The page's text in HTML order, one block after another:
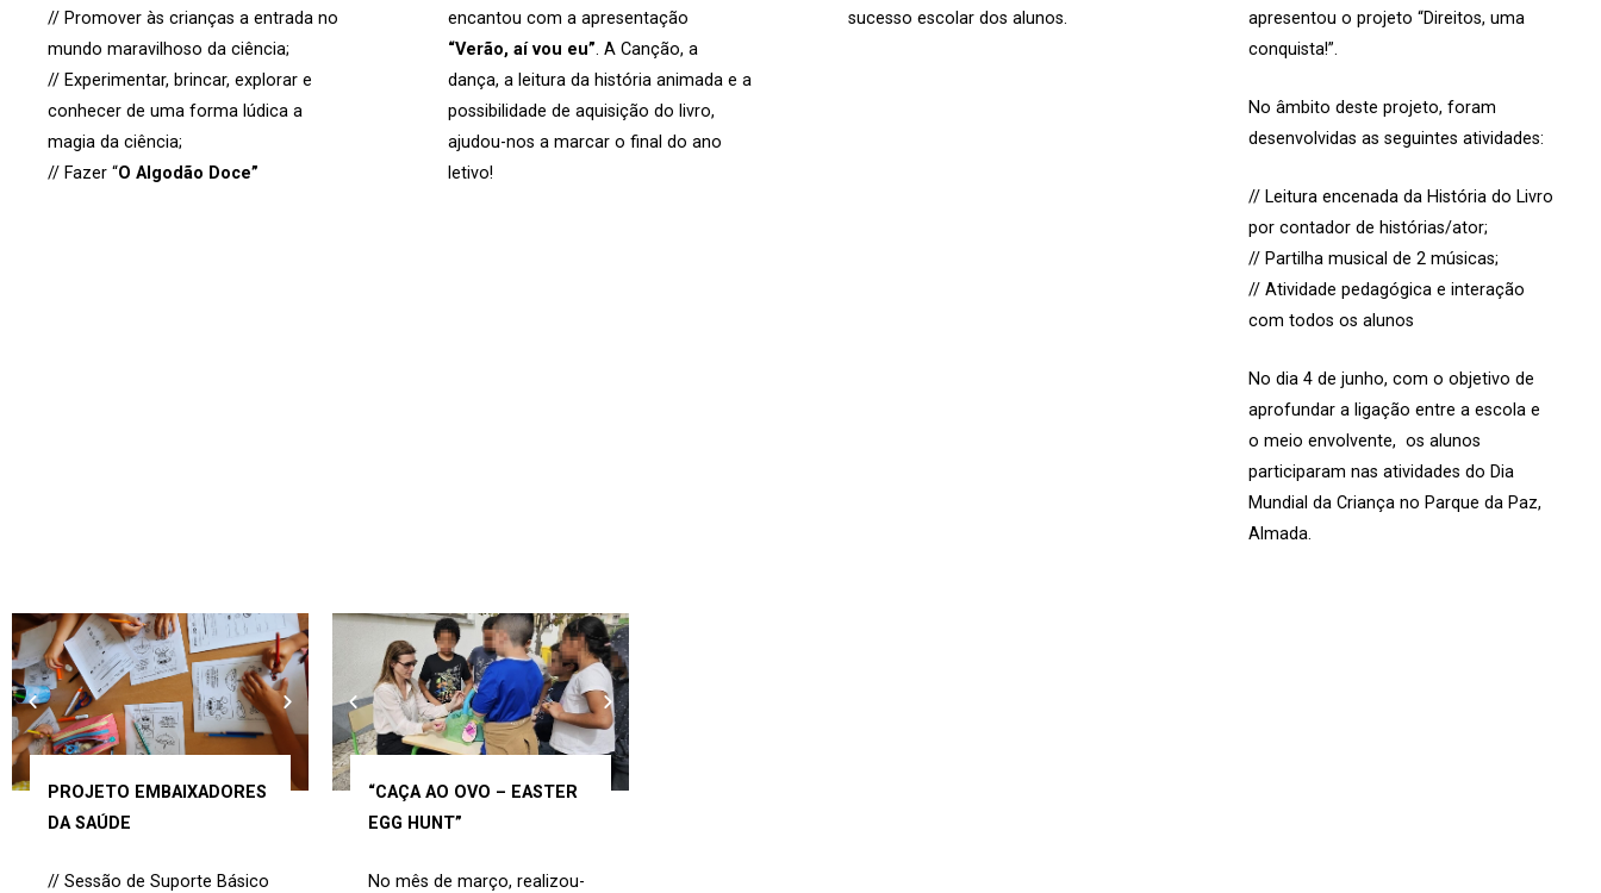
// Promover às crianças a entrada no
mundo maravilhoso da ciência;
// Experimentar, brincar, explorar e
conhecer de uma forma lúdica a
magia da ciência;
// Fazer “O Algodão Doce”
encantou com a apresentação
“Verão, aí vou eu”. A Canção, a
dança, a leitura da história animada e a
possibilidade de aquisição do livro,
ajudou-nos a marcar o final do ano
letivo!
sucesso escolar dos alunos.
apresentou o projeto “Direitos, uma
conquista!”.
No âmbito deste projeto, foram
desenvolvidas as seguintes atividades:
// Leitura encenada da História do Livro
por contador de histórias/ator;
// Partilha musical de 2 músicas;
// Atividade pedagógica e interação
com todos os alunos
No dia 4 de junho, com o objetivo de
aprofundar a ligação entre a escola e
o meio envolvente, os alunos
participaram nas atividades do Dia
Mundial da Criança no Parque da Paz,
Almada.
PROJETO EMBAIXADORES
DA SAÚDE
// Sessão de Suporte Básico
“CAÇA AO OVO – EASTER
EGG HUNT”
No mês de março, realizou-